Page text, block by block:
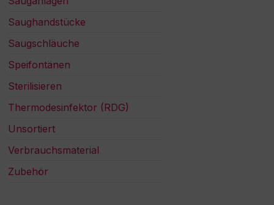
Saughandstücke
Saugschläuche
Speifontänen
Sterilisieren
Thermodesinfektor (RDG)
Unsortiert
Verbrauchsmaterial
Zubehör